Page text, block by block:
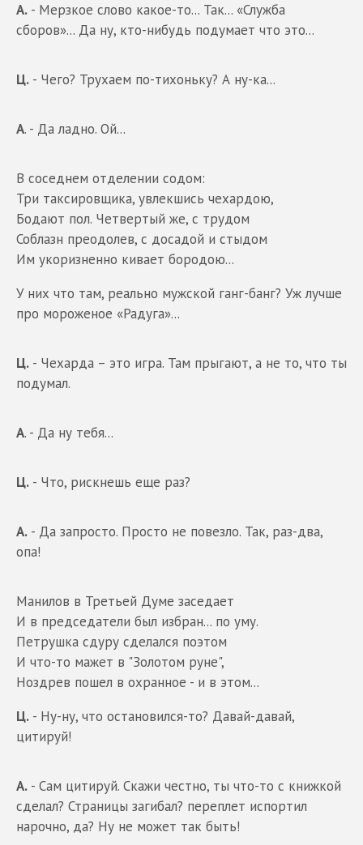
А. - Мерзкое слово какое-то... Так... «Служба
сборов»... Да ну, кто-нибудь подумает что это...
Ц. - Чего? Трухаем по-тихоньку? А ну-ка...
А. - Да ладно. Ой...
В соседнем отделении содом:
Три таксировщика, увлекшись чехардою,
Бодают пол. Четвертый же, с трудом
Соблазн преодолев, с досадой и стыдом
Им укоризненно кивает бородою...
У них что там, реально мужской ганг-банг? Уж лучше
про мороженое «Радуга»...
Ц. - Чехарда – это игра. Там прыгают, а не то, что ты
подумал.
А. - Да ну тебя...
Ц. - Что, рискнешь еще раз?
А. - Да запросто. Просто не повезло. Так, раз-два,
опа!
Манилов в Третьей Думе заседает
И в председатели был избран... по уму.
Петрушка сдуру сделался поэтом
И что-то мажет в "Золотом руне",
Ноздрев пошел в охранное - и в этом...
Ц. - Ну-ну, что остановился-то? Давай-давай,
цитируй!
А. - Сам цитируй. Скажи честно, ты что-то с книжкой
сделал? Страницы загибал? переплет испортил
нарочно, да? Ну не может так быть!